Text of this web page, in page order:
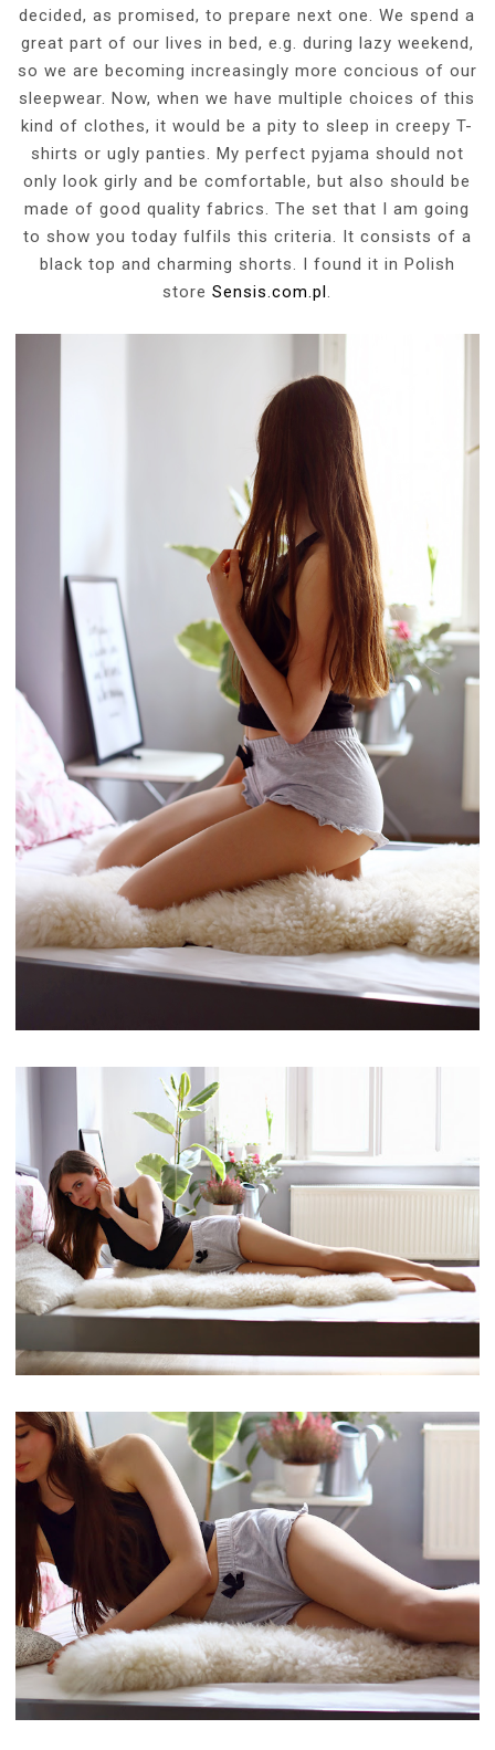
decided, as promised, to prepare next one. We spend a
great part of our lives in bed, e.g. during lazy weekend,
so we are becoming increasingly more concious of our
sleepwear. Now, when we have multiple choices of this
kind of clothes, it would be a pity to sleep in creepy T-
shirts or ugly panties. My perfect pyjama should not
only look girly and be comfortable, but also should be
made of good quality fabrics. The set that I am going
to show you today fulfils this criteria. It consists of a
black top and charming shorts. I found it in Polish
storeSensis.com.pl.